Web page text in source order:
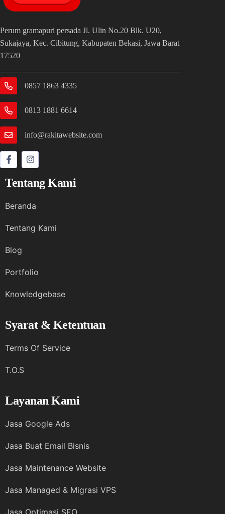
Perum gramapuri persada Jl. Ulin No.20 Blk. U20,
Sukajaya, Kec. Cibitung, Kabupaten Bekasi, Jawa Barat
17520
0857 1863 4335
0813 1881 6614
info@rakitawebsite.com
Tentang Kami
Beranda
Tentang Kami
Blog
Portfolio
Knowledgebase
Syarat & Ketentuan
Terms Of Service
T.O.S
Layanan Kami
Jasa Google Ads
Jasa Buat Email Bisnis
Jasa Maintenance Website
Jasa Managed & Migrasi VPS
Jasa Optimasi SEO